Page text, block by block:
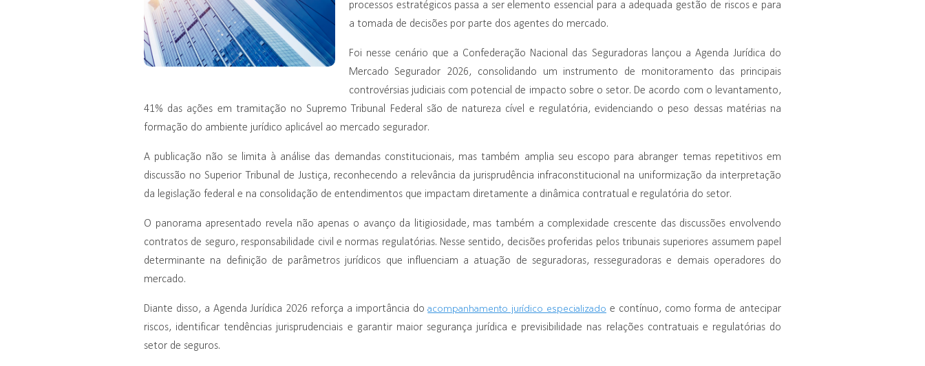
processos estratégicos passa a ser elemento essencial para a adequada gestão de riscos e para
a tomada de decisões por parte dos agentes do mercado.
Foi nesse cenário que a Confederação Nacional das Seguradoras lançou a Agenda Jurídica do
Mercado Segurador 2026, consolidando um instrumento de monitoramento das principais
controvérsias judiciais com potencial de impacto sobre o setor. De acordo com o levantamento,
41% das ações em tramitação no Supremo Tribunal Federal são de natureza cível e regulatória, evidenciando o peso dessas matérias na
formação do ambiente jurídico aplicável ao mercado segurador.
A publicação não se limita à análise das demandas constitucionais, mas também amplia seu escopo para abranger temas repetitivos em
discussão no Superior Tribunal de Justiça, reconhecendo a relevância da jurisprudência infraconstitucional na uniformização da interpretação
da legislação federal e na consolidação de entendimentos que impactam diretamente a dinâmica contratual e regulatória do setor.
O panorama apresentado revela não apenas o avanço da litigiosidade, mas também a complexidade crescente das discussões envolvendo
contratos de seguro, responsabilidade civil e normas regulatórias. Nesse sentido, decisões proferidas pelos tribunais superiores assumem papel
determinante na definição de parâmetros jurídicos que influenciam a atuação de seguradoras, resseguradoras e demais operadores do
mercado.
Diante disso, a Agenda Jurídica 2026 reforça a importância doacompanhamento jurídico especializado e contínuo, como forma de antecipar
riscos, identificar tendências jurisprudenciais e garantir maior segurança jurídica e previsibilidade nas relações contratuais e regulatórias do
setor de seguros.